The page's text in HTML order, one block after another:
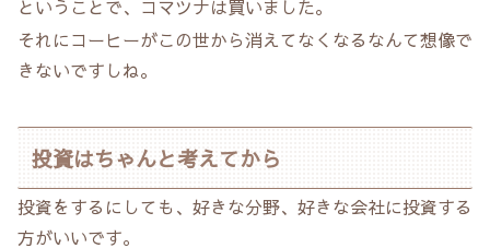
ということで、コマツナは買いました。
それにコーヒーがこの世から消えてなくなるなんて想像で
きないですしね。
投資はちゃんと考えてから
投資をするにしても、好きな分野、好きな会社に投資する
方がいいです。